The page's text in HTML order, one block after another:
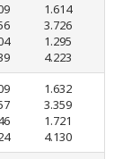
1.614
3.726
1.295
4.223
1.632
3.359
1.721
4.130